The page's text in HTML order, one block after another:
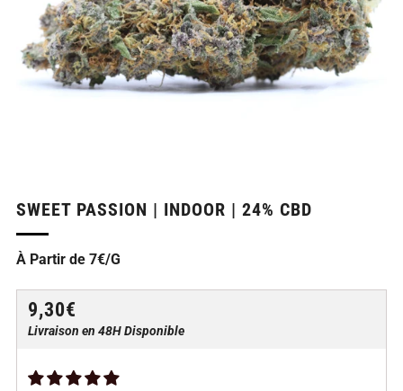
SWEET PASSION | INDOOR | 24% CBD
À Partir de 7€/G
PRIX
RÉGULIER
9,30€
Livraison en 48H Disponible